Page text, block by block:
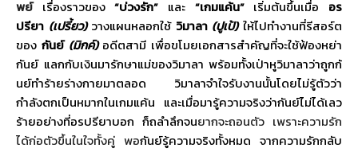
พย์ เรื่องราวของ“บ่วงรัก” และ “เกมแค้น”เริ่มต้นขึ้นเมื่อ อร
ปรียา (เปรี้ยว)วางแผนหลอกใช้ วิมาลา (ปูเป้) ให้ไปทำงานที่รีสอร์ต
ของ กันย์ (มิกค์) อดีตสามี เพื่อขโมยเอกสารสำคัญที่จะใช้ฟ้องหย่า
กันย์ แลกกับเงินมารักษาแม่ของวิมาลา พร้อมทั้งเป่าหูวิมาลาว่าถูกกั
นย์ทำร้ายร่างกายมาตลอด วิมาลาจำใจรับงานนั้นโดยไม่รู้ตัวว่า
กำลังตกเป็นหมากในเกมแค้น และเมื่อมารู้ความจริงว่ากันย์ไม่ได้เลว
ร้ายอย่างที่อรปรียาบอก ก็ถลำลึกจนยากจะถอนตัว เพราะความรัก
ได้ก่อตัวขึ้นในใจทั้งคู่ พอกันย์รู้ความจริงทั้งหมด จากความรักกลับ